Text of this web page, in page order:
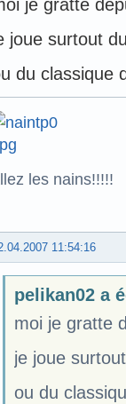
je gratte
joue surtout
du classique
les nains!!!!!
11:54:16
pelikan02 a
moi je gratte
je joue
ou du